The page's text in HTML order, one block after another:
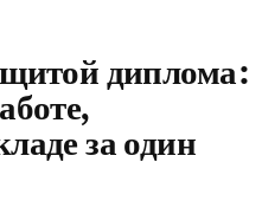
диплома:
за один